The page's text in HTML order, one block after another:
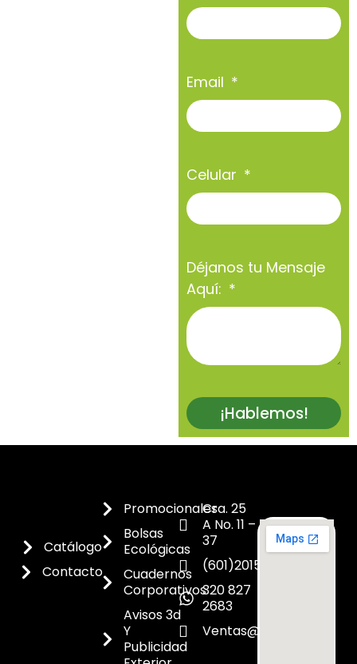
Email
Celular
Déjanos tu Mensaje
Aquí:
¡Hablemos!
Catálogo
Contacto
Promocionales
Bolsas
Ecológicas
Cuadernos
Corporativos
Avisos 3d
Y
Publicidad
Cra. 25
A No. 11 –
37
(601)2015300
320 827
2683
Ventas@dicoes.co